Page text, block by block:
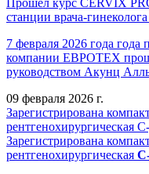
Прошел курс CERVIX
станции врача-
7 февраля 2026 года года
компании ЕВРОТЕХ
руководством Акунц
09 февраля 2026 г.
Зарегистрирована
рентгенохирургическая
Зарегистрирована
рентгенохирургическая